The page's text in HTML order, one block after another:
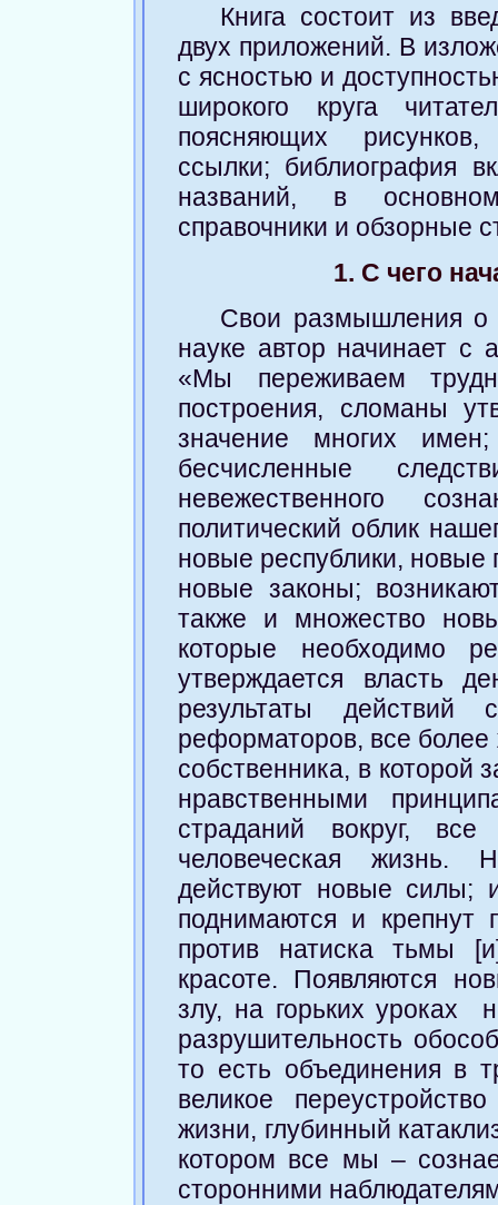
Книга состоит из
двух приложений. В
с ясностью и
широкого круга
поясняющих
ссылки; библиография
названий, в
справочники и обзорные
1. С чего
Свои размышления о
науке автор начинает с
«Мы переживаем
построения, сломаны
значение многих
бесчисленные
невежественного
политический облик
новые республики,
новые законы;
также и множество
которые необходимо
утверждается власть
результаты действий
реформаторов, все более
собственника, в которой
нравственными
страданий вокруг,
человеческая жизнь.
действуют новые силы;
поднимаются и крепнут
против натиска тьмы
красоте. Появляются
злу, на горьких уроках
разрушительность
то есть объединения в
великое
жизни, глубинный
котором все мы –
сторонними